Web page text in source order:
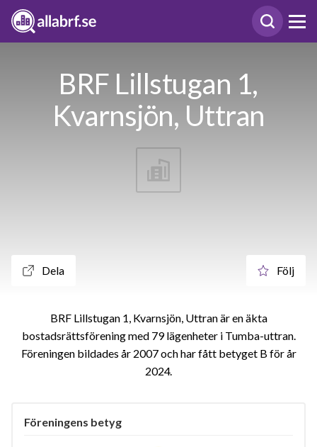
BRF Lillstugan 1,
Kvarnsjön, Uttran
Dela Följ
BRF Lillstugan 1, Kvarnsjön, Uttran är en äkta
bostadsrättsförening med 79 lägenheter i Tumba-uttran.
Föreningen bildades år 2007 och har fått betyget B för år
2024
Föreningens betyg